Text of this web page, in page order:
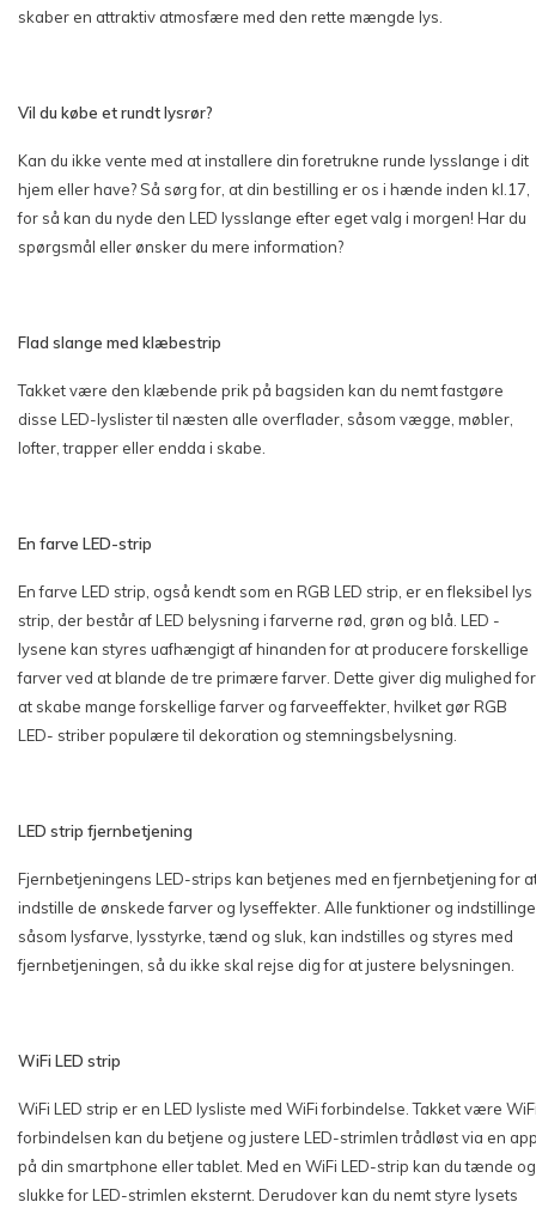
skaber en attraktiv atmosfære med den rette mængde lys.
Vil du købe et rundt lysrør?
Kan du ikke vente med at installere din foretrukne runde lysslange i dit
hjem eller have? Så sørg for, at din bestilling er os i hænde inden kl.17,
for så kan du nyde den LED lysslange efter eget valg i morgen! Har du
spørgsmål eller ønsker du mere information?
Flad slange med klæbestrip
Takket være den klæbende prik på bagsiden kan du nemt fastgøre
disse LED-lyslister til næsten alle overflader, såsom vægge, møbler,
lofter, trapper eller endda i skabe.
En farve LED-strip
En farve LED strip, også kendt som en RGB LED strip, er en fleksibel lys
strip, der består af LED belysning i farverne rød, grøn og blå. LED -
lysene kan styres uafhængigt af hinanden for at producere forskellige
farver ved at blande de tre primære farver. Dette giver dig mulighed for
at skabe mange forskellige farver og farveeffekter, hvilket gør RGB
LED- striber populære til dekoration og stemningsbelysning.
LED strip fjernbetjening
Fjernbetjeningens LED-strips kan betjenes med en fjernbetjening for
indstille de ønskede farver og lyseffekter. Alle funktioner og
såsom lysfarve, lysstyrke, tænd og sluk, kan indstilles og styres med
fjernbetjeningen, så du ikke skal rejse dig for at justere belysningen.
WiFi LED strip
WiFi LED strip er en LED lysliste med WiFi forbindelse. Takket være
forbindelsen kan du betjene og justere LED-strimlen trådløst via en
på din smartphone eller tablet. Med en WiFi LED-strip kan du tænde og
slukke for LED-strimlen eksternt. Derudover kan du nemt styre lysets